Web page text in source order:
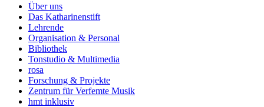
Über uns
Das Katharinenstift
Lehrende
Organisation & Personal
Bibliothek
Tonstudio & Multimedia
rosa
Forschung & Projekte
Zentrum für Verfemte Musik
hmt inklusiv